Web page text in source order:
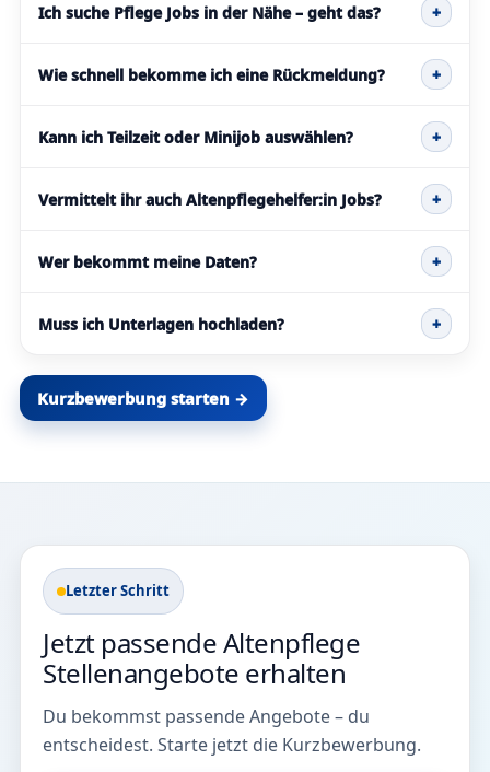
Ich suche Pflege Jobs in der Nähe – geht das? +
Wie schnell bekomme ich eine Rückmeldung? +
Kann ich Teilzeit oder Minijob auswählen? +
Vermittelt ihr auch Altenpflegehelfer:in Jobs? +
Wer bekommt meine Daten? +
Muss ich Unterlagen hochladen? +
Kurzbewerbung starten →
Letzter Schritt
Jetzt passende Altenpflege
Stellenangebote erhalten
Du bekommst passende Angebote – du
entscheidest. Starte jetzt die Kurzbewerbung.